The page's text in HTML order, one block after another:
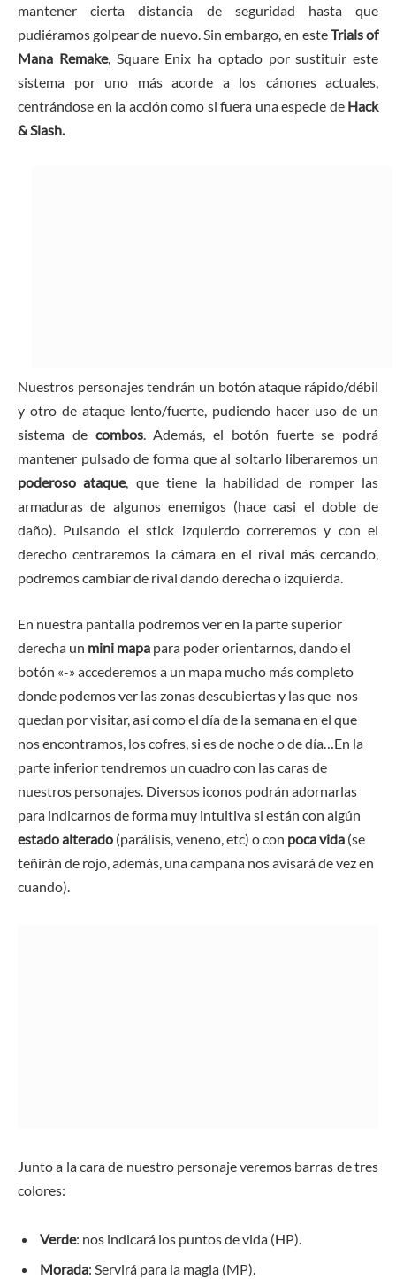
mantener cierta distancia de seguridad hasta que
pudiéramos golpear de nuevo. Sin embargo, en esteTrials of
Mana Remake, Square Enix ha optado por sustituir este
sistema por uno más acorde a los cánones actuales,
centrándose en la acción como si fuera una especie de Hack
& Slash.
Nuestros personajes tendrán un botón ataque rápido/débil
y otro de ataque lento/fuerte, pudiendo hacer uso de un
sistema de combos. Además, el botón fuerte se podrá
mantener pulsado de forma que al soltarlo liberaremos un
poderoso ataque, que tiene la habilidad de romper las
armaduras de algunos enemigos (hace casi el doble de
daño). Pulsando el stick izquierdo correremos y con el
derecho centraremos la cámara en el rival más cercando,
podremos cambiar de rival dando derecha o izquierda.
En nuestra pantalla podremos ver en la parte superior
derecha un mini mapa para poder orientarnos, dando el
botón «-» accederemos a un mapa mucho más completo
donde podemos ver las zonas descubiertas y las que nos
quedan por visitar, así como el día de la semana en el que
nos encontramos, los cofres, si es de noche o de día…En la
parte inferior tendremos un cuadro con las caras de
nuestros personajes. Diversos iconos podrán adornarlas
para indicarnos de forma muy intuitiva si están con algún
estado alterado (parálisis, veneno, etc) o con poca vida (se
teñirán de rojo, además, una campana nos avisará de vez en
cuando).
Junto a la cara de nuestro personaje veremos barras de tres
colores:
Verde: nos indicará los puntos de vida (HP).
Morada: Servirá para la magia (MP).